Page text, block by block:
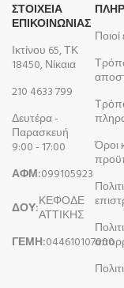
ΣΤΟΙΧΕΙΑ
ΕΠΙΚΟΙΝΩΝΙΑΣ
Ικτίνου 65, ΤΚ
18450, Νίκαια
210 4633 799
Δευτέρα -
Παρασκευή
9:00 - 17:00
ΑΦΜ:099105923
ΔΟΥ:ΚΕΦΟΔΕ
ΑΤΤΙΚΗΣ
ΓΕΜΗ:044610107000
Όροι